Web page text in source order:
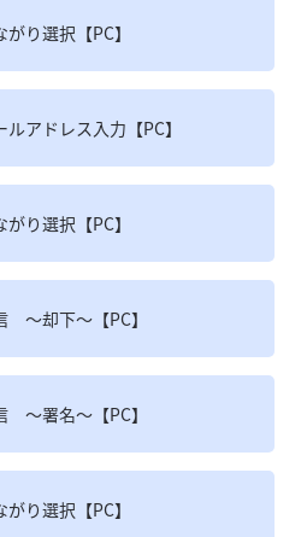
り選択【PC】
アドレス入力【PC】
り選択【PC】
～却下～【PC】
～署名～【PC】
り選択【PC】